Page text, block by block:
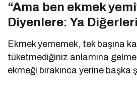
“Ama ben ekmek
Diyenlere: Ya
Ekmek yememek, tek başına
tüketmediğiniz anlamına
ekmeği bırakınca yerine başka